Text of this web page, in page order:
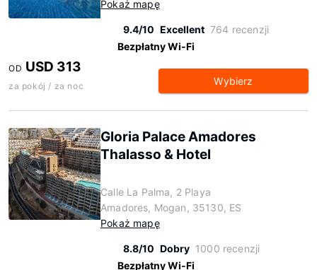
Pokaż mapę
9.4/10 Excellent 764 recenzji
Bezpłatny Wi-Fi
OD USD 313
za pokój / za noc Wybierz
Gloria Palace Amadores
Thalasso & Hotel
Calle La Palma, 2 Playa
Amadores, Mogan, 35130, ES
Pokaż mapę
8.8/10 Dobry 1000 recenzji
Bezpłatny Wi-Fi